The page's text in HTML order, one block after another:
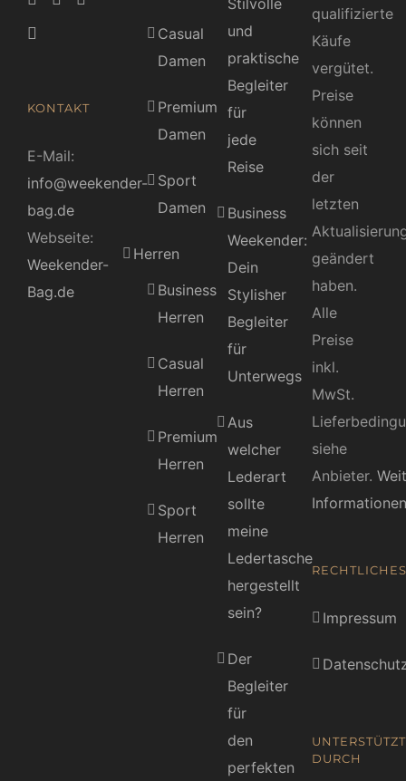
KONTAKT
E-Mail:
info@weekender-
bag.de
Webseite:
Weekender-
Bag.de
Casual
Damen
Premium
Damen
Sport
Damen
Herren
Business
Herren
Casual
Herren
Premium
Herren
Sport
Herren
Stilvolle
und
praktische
Begleiter
für
jede
Reise
Business
Weekender:
Dein
Stylisher
Begleiter
für
Unterwegs
Aus
welcher
Lederart
sollte
meine
Ledertasche
hergestellt
sein?
Der
Begleiter
für
den
perfekten
qualifizierte
Käufe
vergütet.
Preise
können
sich seit
der
letzten
geändert
haben.
Alle
Preise
inkl.
MwSt.
siehe
Anbieter.
Informationen
RECHTLICHES
Impressum
UNTERSTÜTZT
DURCH